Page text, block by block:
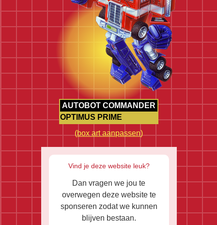
AUTOBOT COMMANDER
OPTIMUS PRIME
(box art aanpassen)
Vind je deze website leuk?
Dan vragen we jou te
overwegen deze website te
sponseren zodat we kunnen
blijven bestaan.